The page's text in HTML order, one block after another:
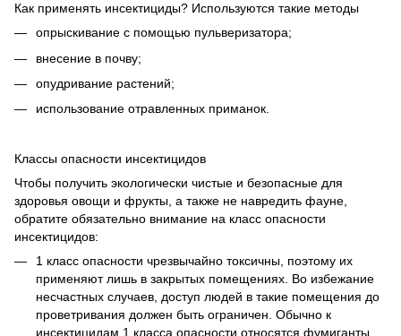
Как применять инсектициды? Используются такие методы
опрыскивание с помощью пульверизатора;
внесение в почву;
опудривание растений;
использование отравленных приманок.
Классы опасности инсектицидов
Чтобы получить экологически чистые и безопасные для
здоровья овощи и фрукты, а также не навредить фауне,
обратите обязательно внимание на класс опасности
инсектицидов:
1 класс опасности чрезвычайно токсичны, поэтому их
применяют лишь в закрытых помещениях. Во избежание
несчастных случаев, доступ людей в такие помещения до
проветривания должен быть ограничен. Обычно к
инсектицидам 1 класса опасности относятся фумиганты.